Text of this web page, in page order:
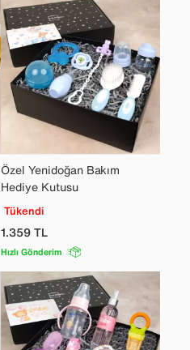
Özel Yenidoğan Bakım
Hediye Kutusu
Tükendi
1.359TL
Hızlı Gönderim